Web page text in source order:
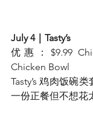
July 4｜Tasty’s
优惠：$9.99
Chicken Bowl
Tasty’s 鸡肉饭碗
一份正餐但不想花